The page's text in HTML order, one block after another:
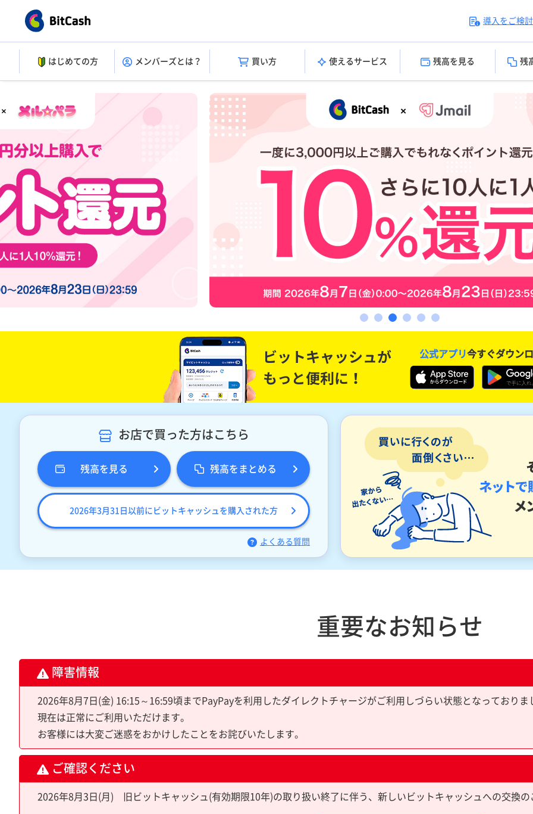
導入をご検
はじめての方 メンバーズとは？ 買い方 使えるサービス 残高を見る 残
公式アプリ今すぐダウン
お店で買った方はこちら
残高を見る 残高をまとめる
2026年3月31日以前にビットキャッシュを購入された方
よくある質問
重要なお知らせ
障害情報
2026年8月7日(金) 16:15～16:59頃までPayPayを利用したダイレクトチャージがご利用しづらい状態となっておりま
現在は正常にご利用いただけます。
お客様には大変ご迷惑をおかけしたことをお詫びいたします。
ご確認ください
2026年8月3日(月) 旧ビットキャッシュ(有効期限10年)の取り扱い終了に伴う、新しいビットキャッシュへの交換の